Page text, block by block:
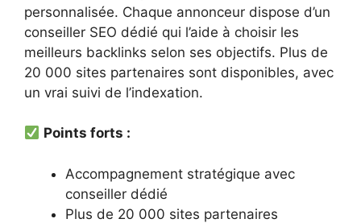
personnalisée. Chaque annonceur dispose d’un
conseiller SEO dédié qui l’aide à choisir les
meilleurs backlinks selon ses objectifs. Plus de
20 000 sites partenaires sont disponibles, avec
un vrai suivi de l’indexation.
Points forts :
Accompagnement stratégique avec
conseiller dédié
Plus de 20 000 sites partenaires